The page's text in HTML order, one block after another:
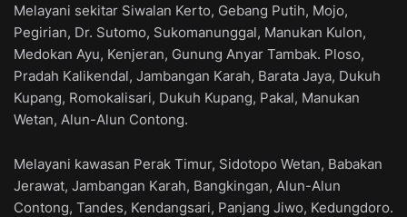
Melayani sekitar Siwalan Kerto, Gebang Putih, Mojo,
Pegirian, Dr. Sutomo, Sukomanunggal, Manukan Kulon,
Medokan Ayu, Kenjeran, Gunung Anyar Tambak. Ploso,
Pradah Kalikendal, Jambangan Karah, Barata Jaya, Dukuh
Kupang, Romokalisari, Dukuh Kupang, Pakal, Manukan
Wetan, Alun-Alun Contong.
Melayani kawasan Perak Timur, Sidotopo Wetan, Babakan
Jerawat, Jambangan Karah, Bangkingan, Alun-Alun
Contong, Tandes, Kendangsari, Panjang Jiwo, Kedungdoro.